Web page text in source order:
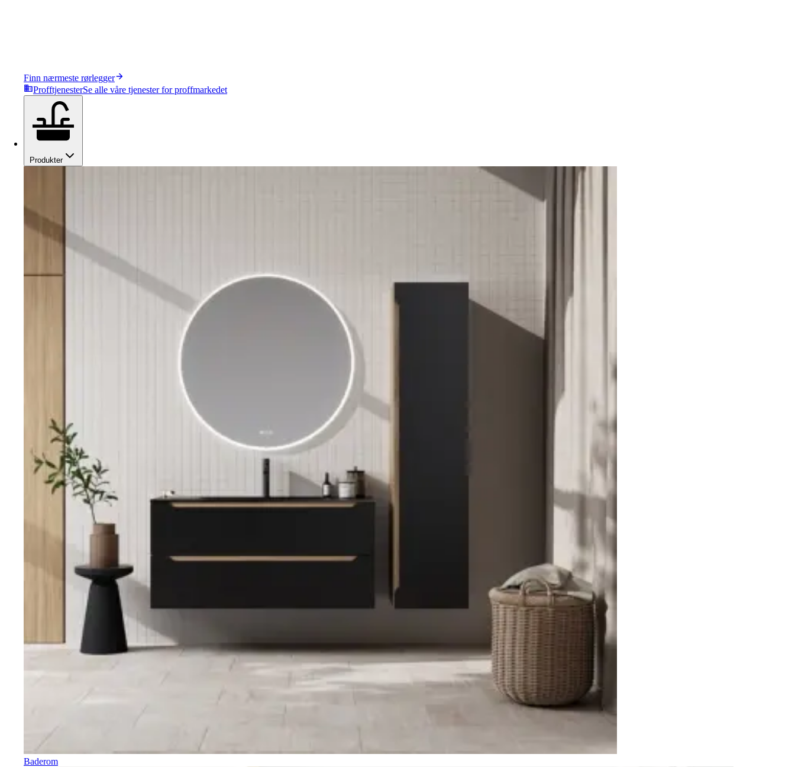
Finn nærmeste rørlegger
ProfftjenesterSe alle våre tjenester for proffmarkedet
Produkter
Baderom